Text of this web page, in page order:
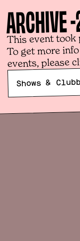
ARCHIVE -
This event took
To get more
events, please
Shows &